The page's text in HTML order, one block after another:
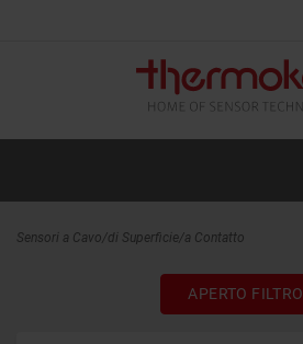
Sensori a Cavo/di Superficie/a Contatto
APERTO FILTRO